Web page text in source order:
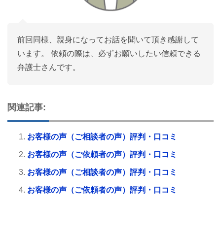
前回同様、親身になってお話を聞いて頂き感謝して
います。 依頼の際は、必ずお願いしたい信頼できる
弁護士さんです。
関連記事:
お客様の声（ご相談者の声）評判・口コミ
お客様の声（ご依頼者の声）評判・口コミ
お客様の声（ご相談者の声）評判・口コミ
お客様の声（ご依頼者の声）評判・口コミ